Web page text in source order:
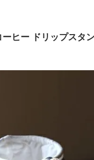
ーヒー ドリップスタ